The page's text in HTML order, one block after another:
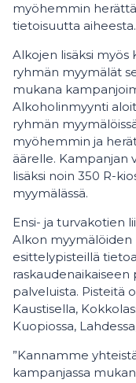
myöhemmin
tietoisuutta aiheesta.
Alkojen lisäksi myös
ryhmän myymälät
mukana
Alkoholinmyynti
ryhmän
myöhemmin ja
äärelle. Kampanjan
lisäksi noin 350 R-
myymälässä.
Ensi- ja turvakotien
Alkon myymälöiden
esittelypisteillä
palveluista. Pisteitä
Kaustisella,
Kuopiossa,
”Kannamme
kampanjassa